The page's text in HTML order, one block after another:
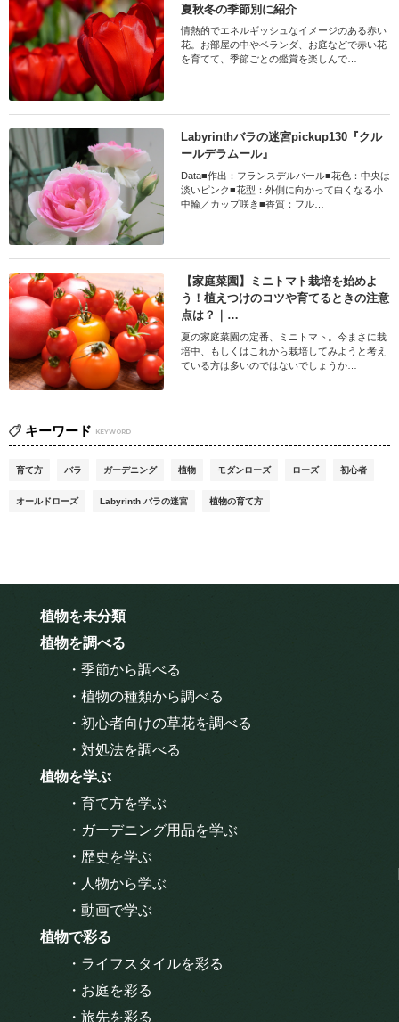
夏秋冬の季節別に紹介
情熱的でエネルギッシュなイメージのある赤い
花。お部屋の中やベランダ、お庭などで赤い花
を育てて、季節ごとの鑑賞を楽しんで…
Labyrinthバラの迷宮pickup130『クル
ールデラムール』
Data■作出：フランスデルバール■花色：中央は
淡いピンク■花型：外側に向かって白くなる小
中輪／カップ咲き■香質：フル…
【家庭菜園】ミニトマト栽培を始めよ
う！植えつけのコツや育てるときの注意
点は？｜…
夏の家庭菜園の定番、ミニトマト。今まさに栽
培中、もしくはこれから栽培してみようと考え
ている方は多いのではないでしょうか…
キーワード KEYWORD
育て方 バラ ガーデニング 植物 モダンローズ ローズ 初心者
オールドローズ Labyrinth バラの迷宮 植物の育て方
植物を未分類
植物を調べる
・季節から調べる
・植物の種類から調べる
・初心者向けの草花を調べる
・対処法を調べる
植物を学ぶ
・育て方を学ぶ
・ガーデニング用品を学ぶ
・歴史を学ぶ
・人物から学ぶ
・動画で学ぶ
植物で彩る
・ライフスタイルを彩る
・お庭を彩る
・旅先を彩る